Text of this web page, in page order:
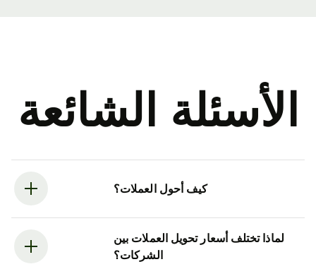
الأسئلة الشائعة
كيف أحول العملات؟
لماذا تختلف أسعار تحويل العملات بين
الشركات؟